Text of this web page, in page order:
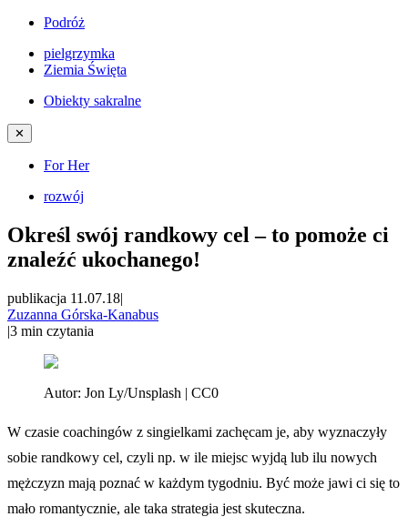
Podróż
pielgrzymka
Ziemia Święta
Obiekty sakralne
✕
For Her
rozwój
Określ swój randkowy cel – to pomoże ci
znaleźć ukochanego!
publikacja 11.07.18|
Zuzanna Górska-Kanabus
|3 min czytania
Autor: Jon Ly/Unsplash | CC0
W czasie coachingów z singielkami zachęcam je, aby wyznaczyły
sobie randkowy cel, czyli np. w ile miejsc wyjdą lub ilu nowych
mężczyzn mają poznać w każdym tygodniu. Być może jawi ci się to
mało romantycznie, ale taka strategia jest skuteczna.